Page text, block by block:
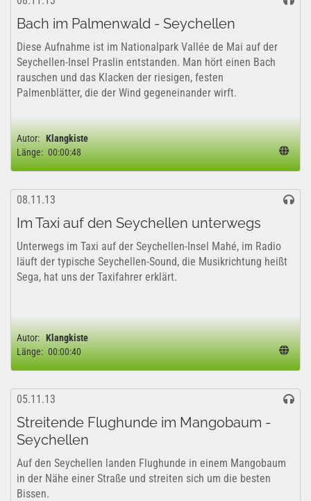
Bach im Palmenwald - Seychellen
Diese Aufnahme ist im Nationalpark Vallée de Mai auf der
Seychellen-Insel Praslin entstanden. Man hört einen Bach
rauschen und das Klacken der riesigen, festen
Palmenblätter, die der Wind gegeneinander wirft.
Autor: Klangkiste
Länge: 00:00:48
08.11.13
Im Taxi auf den Seychellen unterwegs
Unterwegs im Taxi auf der Seychellen-Insel Mahé, im Radio
läuft der typische Seychellen-Sound, die Musikrichtung heißt
Sega, hat uns der Taxifahrer erklärt.
Autor: Klangkiste
Länge: 00:00:40
05.11.13
Streitende Flughunde im Mangobaum -
Seychellen
Auf den Seychellen landen Flughunde in einem Mangobaum
in der Nähe einer Straße und streiten sich um die besten
Bissen.